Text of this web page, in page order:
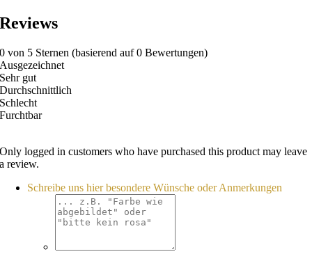
Reviews
0 von 5 Sternen (basierend auf 0 Bewertungen)
Ausgezeichnet
Sehr gut
Durchschnittlich
Schlecht
Furchtbar
Only logged in customers who have purchased this product may leave
a review.
Schreibe uns hier besondere Wünsche oder Anmerkungen